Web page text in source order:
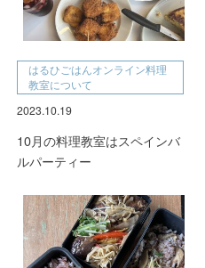
はるひごはんオンライン料理
教室について
2023.10.19
10月の料理教室はスペインバ
ルパーティー